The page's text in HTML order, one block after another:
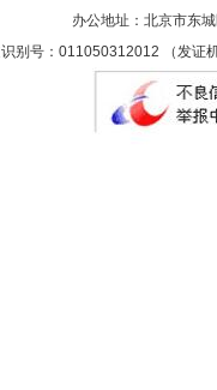
办公地址：北京市东
别号：011050312012 （发证